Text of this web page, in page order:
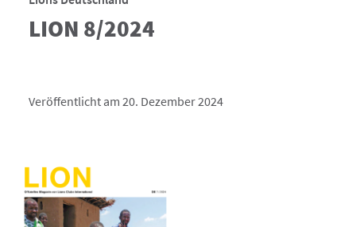
LION 8/2024
Veröffentlicht am 20. Dezember 2024